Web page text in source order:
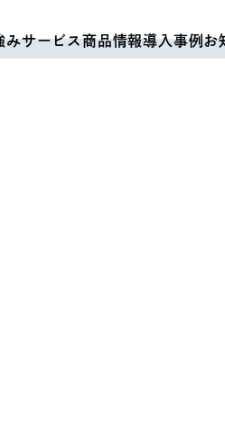
みサービス商品情報導入事例お